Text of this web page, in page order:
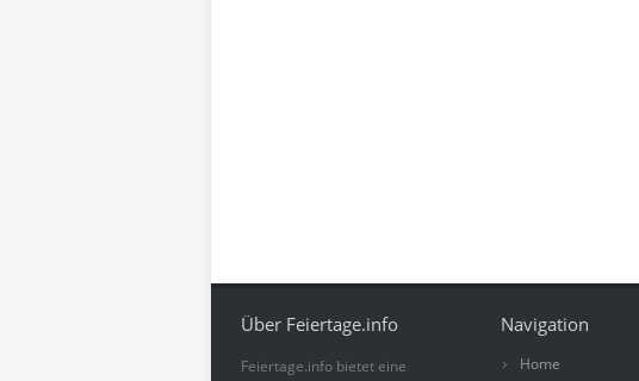
Über Feiertage.info
Feiertage.info bietet eine
Navigation
Home